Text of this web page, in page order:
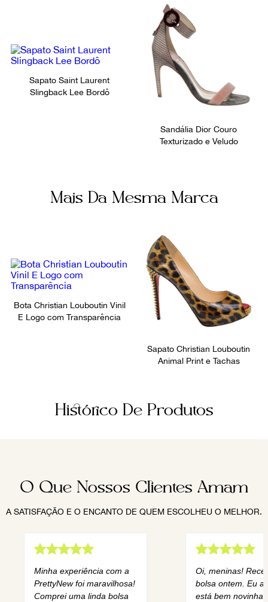
Sapato Saint Laurent
Slingback Lee Bordô
Sandália Dior Couro
Texturizado e Veludo
Mais Da Mesma Marca
Bota Christian Louboutin Vinil
E Logo com Transparência
Sapato Christian Louboutin
Animal Print e Tachas
Histórico De Produtos
O Que Nossos Clientes Amam
A SATISFAÇÃO E O ENCANTO DE QUEM ESCOLHEU O MELHOR.
Minha experiência com a
PrettyNew foi maravilhosa!
Comprei uma linda bolsa
Oi, meninas!
bolsa ontem. Eu
está bem novinha,